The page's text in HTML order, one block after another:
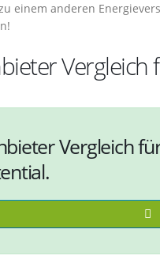
einem anderen
Vergleich
Vergleich